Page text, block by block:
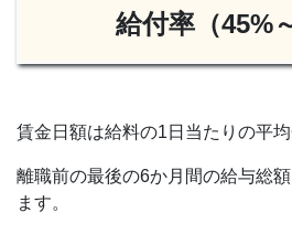
給付率（45%
賃金日額は給料の1日当たりの平均
離職前の最後の6か月間の給与総
ます。